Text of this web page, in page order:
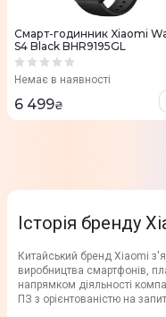
Смарт-годинник Xiaomi
S4 Black BHR9195GL
Немає в наявності
6 499₴
Історія бренду
Китайський бренд Xiaomi
виробництва смартфонів,
напрямком діяльності
ПЗ з орієнтованістю на